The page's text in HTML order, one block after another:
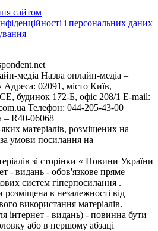
сайтом
і персональних даних
медіа Назва онлайн-медіа –
02091, місто Київ,
172-Б, офіс 208/1 E-mail:
Телефон: 044-205-43-00
– R40-06068
матеріалів, розміщених на
за умови посилання на
зі сторінки « Новини України
- видань - обов'язкове пряме
систем гіперпосилання .
в незалежності від
використання матеріалів.
інтернет - видань) - повинна бути
або в першому абзаці